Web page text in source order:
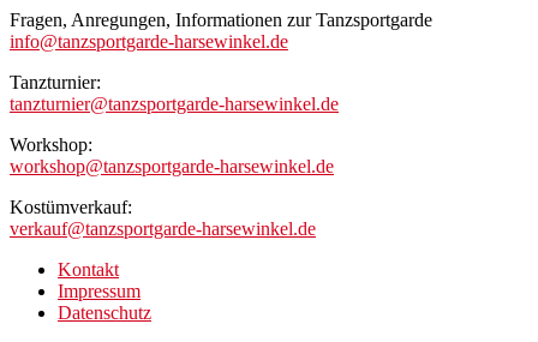
Fragen, Anregungen, Informationen zur Tanzsportgarde
info@tanzsportgarde-harsewinkel.de
Tanzturnier:
tanzturnier@tanzsportgarde-harsewinkel.de
Workshop:
workshop@tanzsportgarde-harsewinkel.de
Kostümverkauf:
verkauf@tanzsportgarde-harsewinkel.de
Kontakt
Impressum
Datenschutz